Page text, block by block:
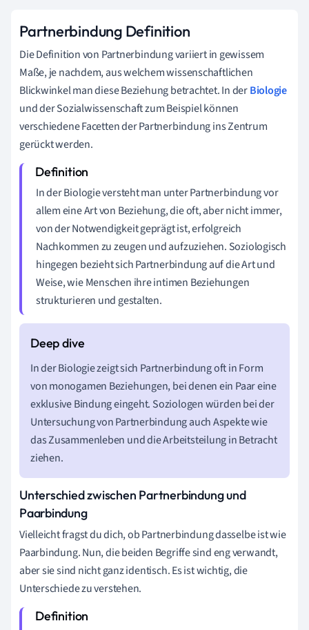
Partnerbindung Definition
Die Definition von Partnerbindung variiert in gewissem
Maße, je nachdem, aus welchem wissenschaftlichen
Blickwinkel man diese Beziehung betrachtet. In derBiologie
und der Sozialwissenschaft zum Beispiel können
verschiedene Facetten der Partnerbindung ins Zentrum
gerückt werden.
In der Biologie versteht man unter Partnerbindung vor
allem eine Art von Beziehung, die oft, aber nicht immer,
von der Notwendigkeit geprägt ist, erfolgreich
Nachkommen zu zeugen und aufzuziehen. Soziologisch
hingegen bezieht sich Partnerbindung auf die Art und
Weise, wie Menschen ihre intimen Beziehungen
strukturieren und gestalten.
In der Biologie zeigt sich Partnerbindung oft in Form
von monogamen Beziehungen, bei denen ein Paar eine
exklusive Bindung eingeht. Soziologen würden bei der
Untersuchung von Partnerbindung auch Aspekte wie
das Zusammenleben und die Arbeitsteilung in Betracht
ziehen.
Unterschied zwischen Partnerbindung und
Paarbindung
Vielleicht fragst du dich, ob Partnerbindung dasselbe ist wie
Paarbindung. Nun, die beiden Begriffe sind eng verwandt,
aber sie sind nicht ganz identisch. Es ist wichtig, die
Unterschiede zu verstehen.